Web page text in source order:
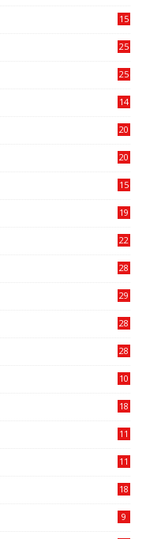
15
25
25
14
20
20
15
19
22
28
29
28
28
10
18
11
11
18
9